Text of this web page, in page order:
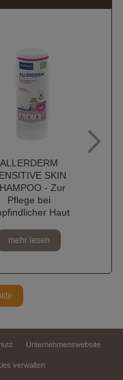
ALLERDERM
SKIN
- Zur
Pflege bei
Haut
mehr lesen
Unternehmenswebsite
verwalten